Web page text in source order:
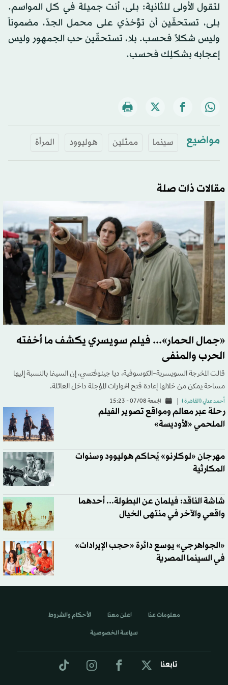
لتقول الأولى للثانية: بلى، أنت جميلة في كل المواسم.
بلى، تستحقّين أن تؤخذي على محمل الجدّ، مضموناً
وليس شكلاً فحسب. بلا، تستحقّين حب الجمهور وليس
إعجابه بشكلِك فحسب.
مواضيع سينما ممثلين هوليوود المرأة
مقالات ذات صلة
«جمال الحمار»... فيلم سويسري يكشف ما أخفته
الحرب والمنفى
قالت المخرجة السويسرية-الكوسوفية، ديا جينوفتسي، إن السينما بالنسبة إليها
مساحة يمكن من خلالها إعادة فتح الحوارات المؤجلة داخل العائلة.
أحمد عدلي (القاهرة ) الجمعة 07/08 - 15:23
رحلة عبر معالم ومواقع تصوير الفيلم
الملحمي «الأوديسة»
مهرجان «لوكارنو» يُحاكم هوليوود وسنوات
المكارثية
شاشة الناقد: فيلمان عن البطولة... أحدهما
واقعي والآخر في منتهى الخيال
«الجواهرجي» يوسع دائرة «حجب الإيرادات»
في السينما المصرية
تابعنا
معلومات عنا اعلن معنا الأحكام والشروط
سياسة الخصوصية